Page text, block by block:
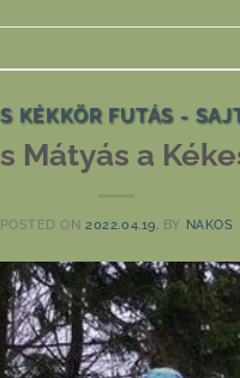
KÉKKÖR FUTÁS -
Mátyás a
POSTED ON 2022.04.19. BY NAKOS